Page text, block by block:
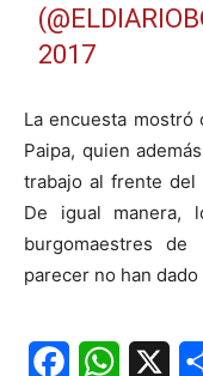
2017
La encuesta mostró
Paipa, quien
trabajo al frente del
De igual manera,
burgomaestres de
parecer no han
Facebook